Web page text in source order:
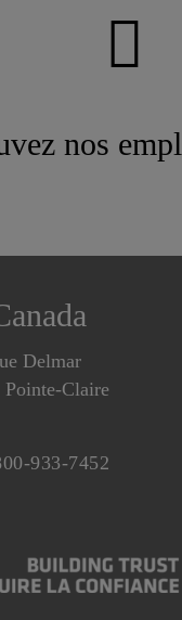
nos
Delmar
Claire
933-7452